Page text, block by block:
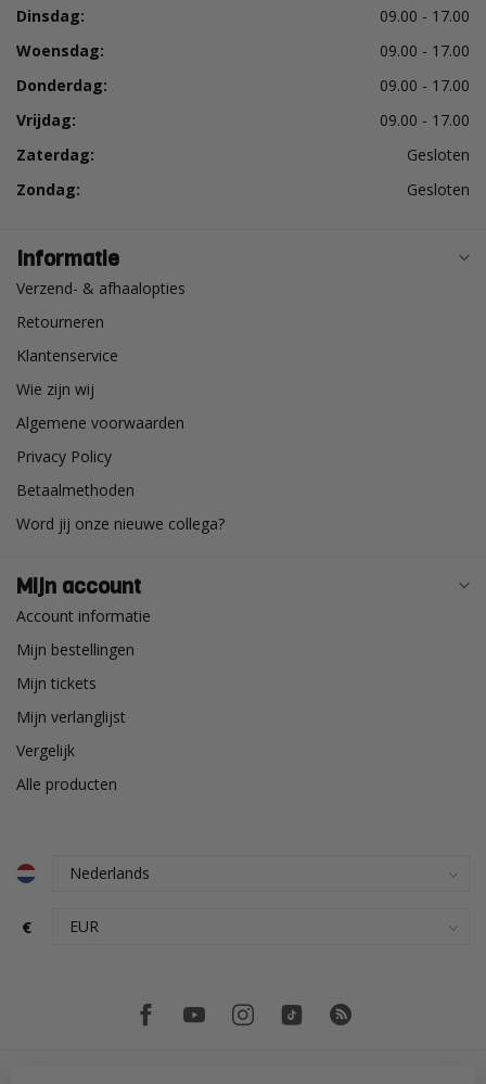
Dinsdag:
09.00 - 17.00
Woensdag:
09.00 - 17.00
Donderdag:
09.00 - 17.00
Vrijdag:
09.00 - 17.00
Zaterdag:
Gesloten
Zondag:
Gesloten
Informatie
Verzend- & afhaalopties
Retourneren
Klantenservice
Wie zijn wij
Algemene voorwaarden
Privacy Policy
Betaalmethoden
Word jij onze nieuwe collega?
Mijn account
Account informatie
Mijn bestellingen
Mijn tickets
Mijn verlanglijst
Vergelijk
Alle producten
€